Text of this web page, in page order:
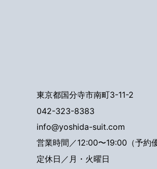
東京都国分寺市南町3-11-2
042-323-8383
info@yoshida-suit.com
営業時間／12:00〜19:00（予約優
定休日／月・火曜日